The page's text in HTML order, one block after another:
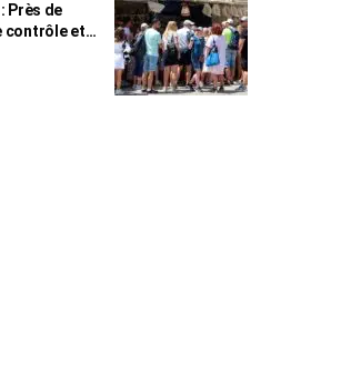
Près de
contrôle et
pour